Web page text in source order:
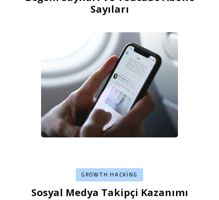
Sayıları
GROWTH HACKING
Sosyal Medya Takipçi Kazanımı